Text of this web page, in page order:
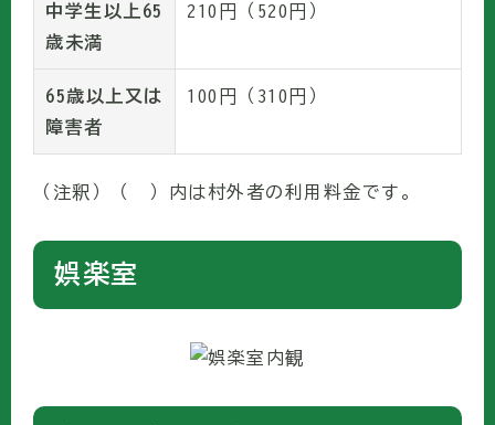
中学生以上65
歳未満
210円（520円）
65歳以上又は
障害者
100円（310円）
（注釈）（ ）内は村外者の利用料金です。
娯楽室